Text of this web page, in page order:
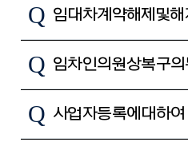
Q 임대차계약 해제 및
Q 임차인의 원상복구
Q 사업자등록에 대하여